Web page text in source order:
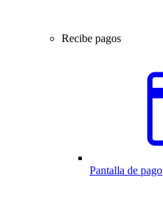
Recibe pagos
Pantalla de pago